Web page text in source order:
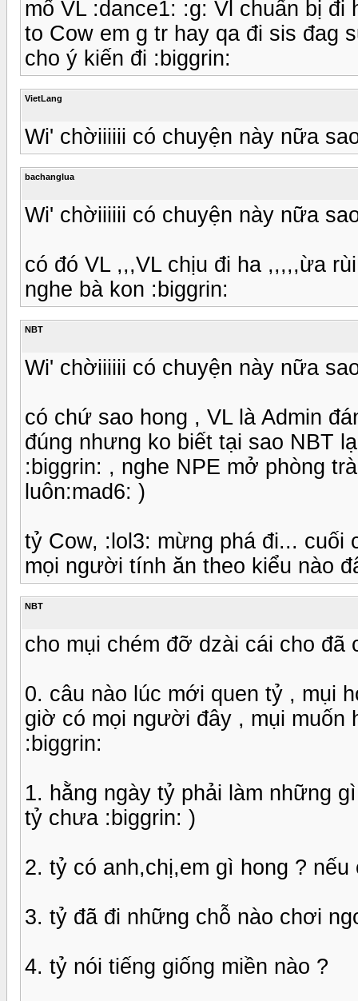
mổ VL :dance1: :g: Vl chuẩn bị đi
to Cow em g tr hay qa đi sis đag
cho ý kiến đi :biggrin:
VietLang
Wi' chờiiiiii có chuyện này nữa
bachanglua
Wi' chờiiiiii có chuyện này nữa
có đó VL ,,,VL chịu đi ha ,,,,,ừa
nghe bà kon :biggrin:
NBT
Wi' chờiiiiii có chuyện này nữa
có chứ sao hong , VL là Admin
đúng nhưng ko biết tại sao NBT
:biggrin: , nghe NPE mở phòng
luôn:mad6: )
tỷ Cow, :lol3: mừng phá đi... cuối
mọi người tính ăn theo kiểu nào
NBT
cho mụi chém đỡ dzài cái cho đã
0. câu nào lúc mới quen tỷ , mụi
giờ có mọi người đây , mụi
:biggrin:
1. hằng ngày tỷ phải làm những
tỷ chưa :biggrin: )
2. tỷ có anh,chị,em gì hong ?
3. tỷ đã đi những chỗ nào chơi
4. tỷ nói tiếng giống miền nào ?